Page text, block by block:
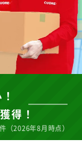
獲得！
（2026年8月時点）